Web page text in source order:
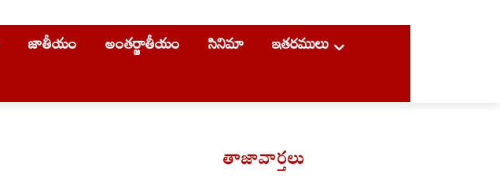
జాతీయం అంతర్జాతీయం సినిమా ఇతరములు
తాజావార్తలు